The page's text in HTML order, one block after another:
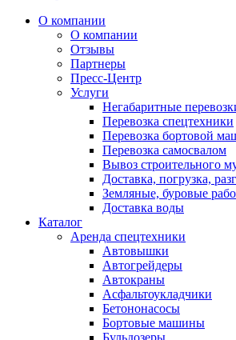
О компании
О компании
Отзывы
Партнеры
Пресс-Центр
Услуги
Негабаритные
Перевозка спецтехники
Перевозка бортовой
Перевозка самосвалом
Вывоз строительного
Доставка, погрузка,
Земляные, буровые
Доставка воды
Каталог
Аренда спецтехники
Автовышки
Автогрейдеры
Автокраны
Асфальтоукладчики
Бетононасосы
Бортовые машины
Бульдозеры